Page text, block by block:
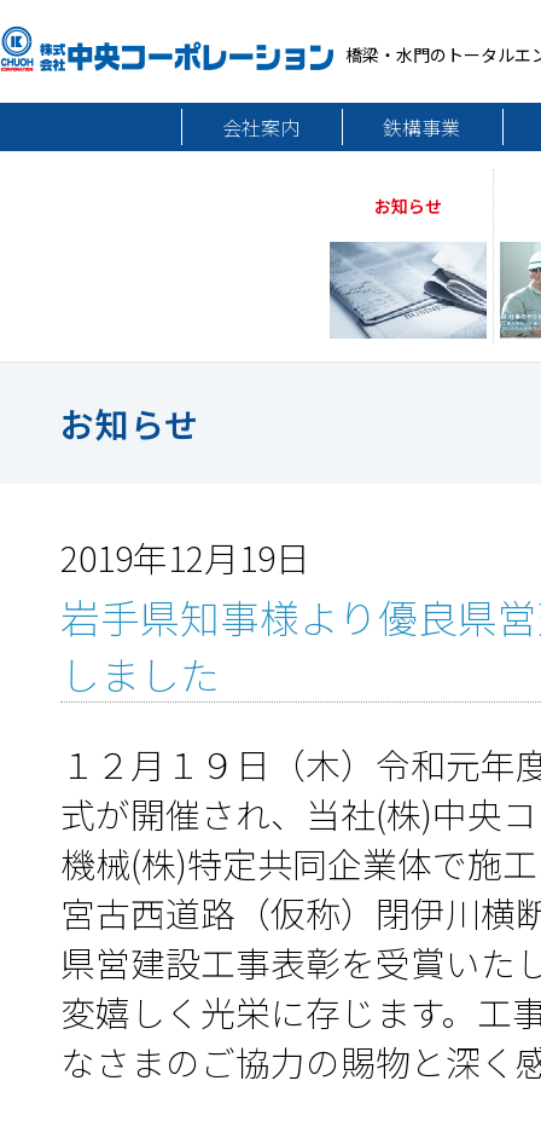
橋梁・水門のトータルエ
会社案内 鉄構事業
お知らせ
お知らせ
2019年12月19日
岩手県知事様より優良県
しました
１２月１９日（木）令和元年
式が開催され、当社(株)中央
機械(株)特定共同企業体で施
宮古西道路（仮称）閉伊川横
県営建設工事表彰を受賞いた
変嬉しく光栄に存じます。工
なさまのご協力の賜物と深く